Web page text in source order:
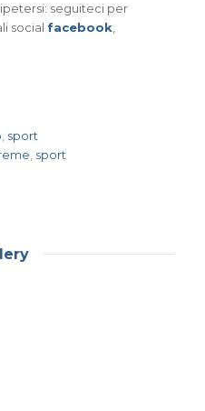
seguiteci per
social facebook,
sport
sport